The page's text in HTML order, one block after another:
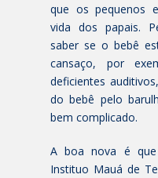
que os pequenos
vida dos papais.
saber se o bebê
cansaço, por
deficientes
do bebê pelo
bem complicado.
A boa nova é
Instituo Mauá de